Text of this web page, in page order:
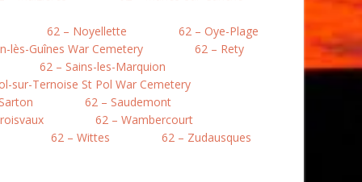
62 – Noyellette
62 – Oye-Plage
lès-Guînes War Cemetery
62 – Rety
62 – Sains-les-Marquion
sur-Ternoise St Pol War Cemetery
62 – Saudemont
62 – Wambercourt
62 – Wittes
62 – Zudausques